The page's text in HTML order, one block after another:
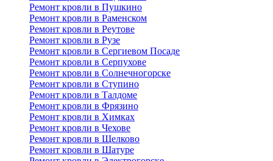
Ремонт кровли в Пушкино
Ремонт кровли в Раменском
Ремонт кровли в Реутове
Ремонт кровли в Рузе
Ремонт кровли в Сергиевом Посаде
Ремонт кровли в Серпухове
Ремонт кровли в Солнечногорске
Ремонт кровли в Ступино
Ремонт кровли в Талдоме
Ремонт кровли в Фрязино
Ремонт кровли в Химках
Ремонт кровли в Чехове
Ремонт кровли в Щелково
Ремонт кровли в Шатуре